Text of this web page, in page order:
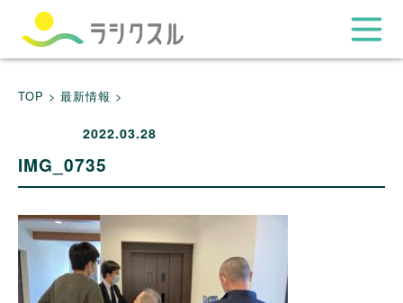
TOP > 最新情報 >
2022.03.28
IMG_0735